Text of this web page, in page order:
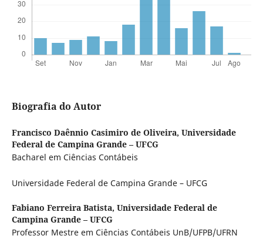
Biografia do Autor
Francisco Daênnio Casimiro de Oliveira, Universidade
Federal de Campina Grande – UFCG
Bacharel em Ciências Contábeis
Universidade Federal de Campina Grande – UFCG
Fabiano Ferreira Batista, Universidade Federal de
Campina Grande – UFCG
Professor Mestre em Ciências Contábeis UnB/UFPB/UFRN